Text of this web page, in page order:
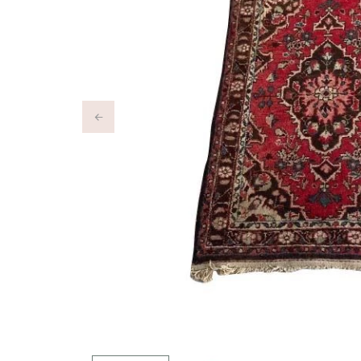
Previous